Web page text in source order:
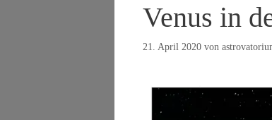
Venus in
21. April 2020 von